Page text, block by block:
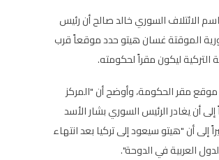
الائتلاف السوري خالد صالح أن رئيس
الموقتة غسان هيتو حدد موقعاً قرب
التركية ليكون مقراً لحكومته.
موقع مقر الحكومة، وأوضح أن "المركز
أن يغادر الرئيس السوري بشار الأسد
إلى أن "هيتو سيعود إلى تركيا بعد انتهاء
العربية في الدوحة".